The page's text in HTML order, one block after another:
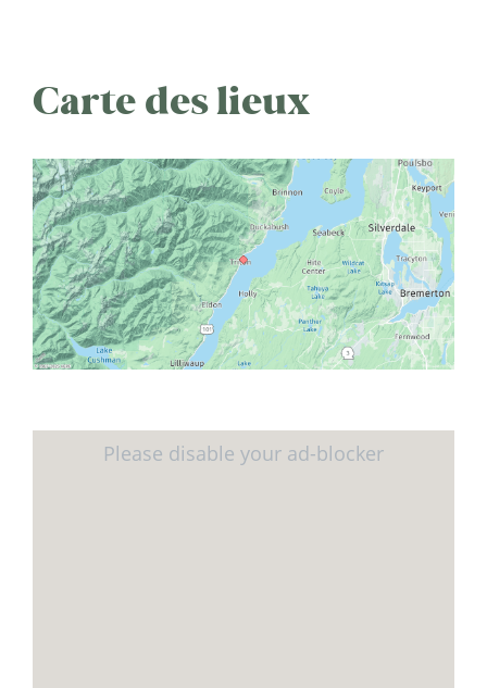
Carte des lieux